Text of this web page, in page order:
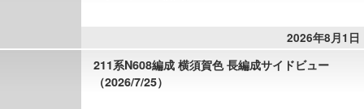
2026年8月1日
211系N608編成 横須賀色 長編成サイドビュー
（2026/7/25）